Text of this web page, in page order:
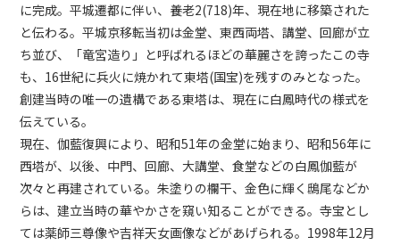
に完成。平城遷都に伴い、養老2(718)年、現在地に移築された
と伝わる。平城京移転当初は金堂、東西両塔、講堂、回廊が立
ち並び、「竜宮造り」と呼ばれるほどの華麗さを誇ったこの寺
も、16世紀に兵火に焼かれて東塔(国宝)を残すのみとなった。
創建当時の唯一の遺構である東塔は、現在に白鳳時代の様式を
伝えている。
現在、伽藍復興により、昭和51年の金堂に始まり、昭和56年に
西塔が、以後、中門、回廊、大講堂、食堂などの白鳳伽藍が
次々と再建されている。朱塗りの欄干、金色に輝く鴟尾などか
らは、建立当時の華やかさを窺い知ることができる。寺宝とし
ては薬師三尊像や吉祥天女画像などがあげられる。1998年12月